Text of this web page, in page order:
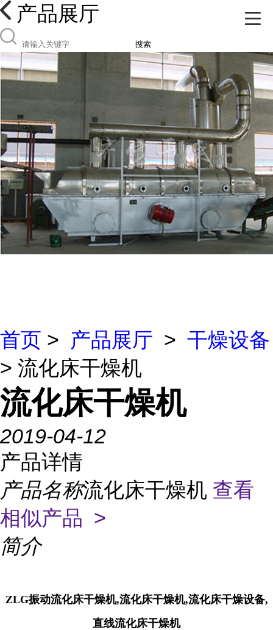
产品展厅
搜索
首页 > 产品展厅 > 干燥设备
> 流化床干燥机
流化床干燥机
2019-04-12
产品详情
产品名称流化床干燥机 查看
相似产品 >
简介
ZLG振动流化床干燥机,流化床干燥机,流化床干燥设备,
直线流化床干燥机